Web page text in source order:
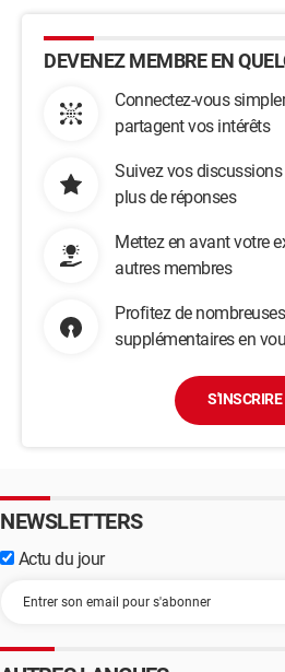
DEVENEZ MEMBRE EN
Connectez-vous
partagent vos intérêts
Suivez vos
plus de réponses
Mettez en avant votre
autres membres
Profitez de
supplémentaires en
S'INSCRIRE
NEWSLETTERS
Actu du jour